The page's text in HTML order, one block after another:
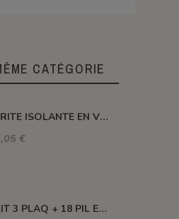
CATÉGORIE
FRITE ISOLANTE EN VRAC
€
KIT 3 PLAQ + 18 PIL ENCAS +3 PIL H100 MM +3 PIL H300 MM - KEOS 160L